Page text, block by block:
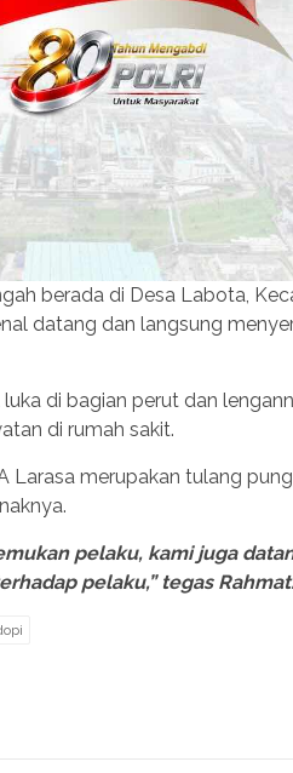
berada di Desa Labota,
datang dan langsung
di bagian perut dan
di rumah sakit.
Larasa merupakan tulang
pelaku, kami juga
pelaku,” tegas